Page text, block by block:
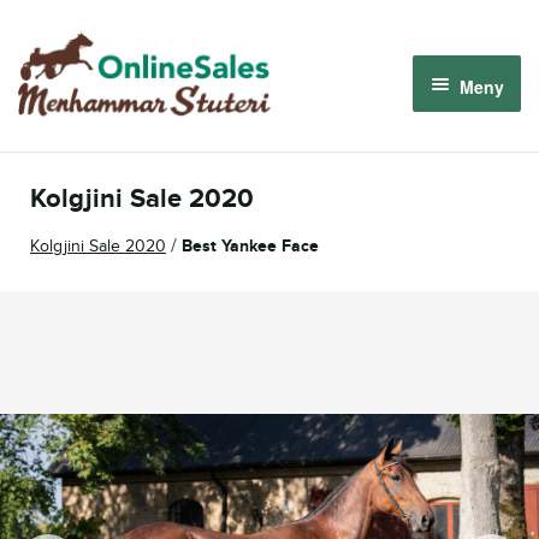
Hoppa
till
navigering
Hoppa
till
innehåll
Meny
Logga in
Kolgjini Sale 2020
Kolgjini Sale 2020 / Best Yankee Face